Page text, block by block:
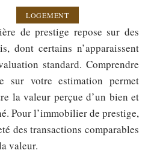
LOGEMENT
de prestige repose sur des
dont certains n’apparaissent
standard. Comprendre
sur votre estimation permet
la valeur perçue d’un bien et
Pour l’immobilier de prestige,
des transactions comparables
valeur.